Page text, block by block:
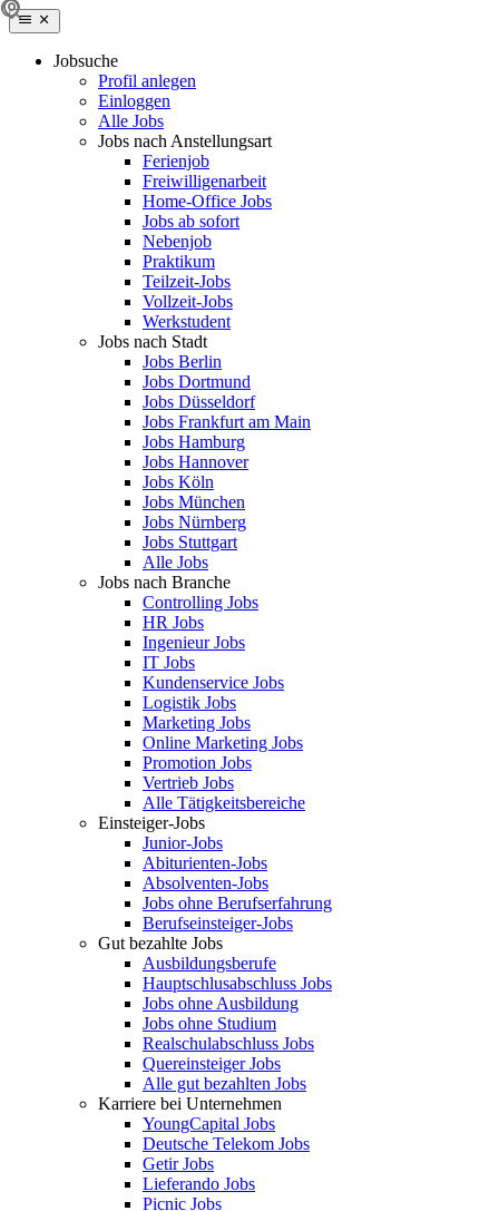
Jobsuche
Profil anlegen
Einloggen
Alle Jobs
Jobs nach Anstellungsart
Ferienjob
Freiwilligenarbeit
Home-Office Jobs
Jobs ab sofort
Nebenjob
Praktikum
Teilzeit-Jobs
Vollzeit-Jobs
Werkstudent
Jobs nach Stadt
Jobs Berlin
Jobs Dortmund
Jobs Düsseldorf
Jobs Frankfurt am Main
Jobs Hamburg
Jobs Hannover
Jobs Köln
Jobs München
Jobs Nürnberg
Jobs Stuttgart
Alle Jobs
Jobs nach Branche
Controlling Jobs
HR Jobs
Ingenieur Jobs
IT Jobs
Kundenservice Jobs
Logistik Jobs
Marketing Jobs
Online Marketing Jobs
Promotion Jobs
Vertrieb Jobs
Alle Tätigkeitsbereiche
Einsteiger-Jobs
Junior-Jobs
Abiturienten-Jobs
Absolventen-Jobs
Jobs ohne Berufserfahrung
Berufseinsteiger-Jobs
Gut bezahlte Jobs
Ausbildungsberufe
Hauptschlusabschluss Jobs
Jobs ohne Ausbildung
Jobs ohne Studium
Realschulabschluss Jobs
Quereinsteiger Jobs
Alle gut bezahlten Jobs
Karriere bei Unternehmen
YoungCapital Jobs
Deutsche Telekom Jobs
Getir Jobs
Lieferando Jobs
Picnic Jobs